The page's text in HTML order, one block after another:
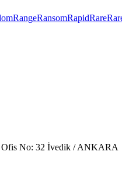
RangeRansomRapidRare
Ofis No: 32 İvedik / ANKARA